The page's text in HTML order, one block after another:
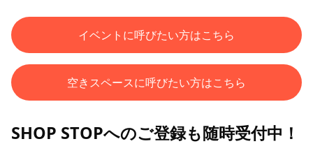
イベントに呼びたい方はこちら
空きスペースに呼びたい方はこちら
SHOP STOPへのご登録も随時受付中！